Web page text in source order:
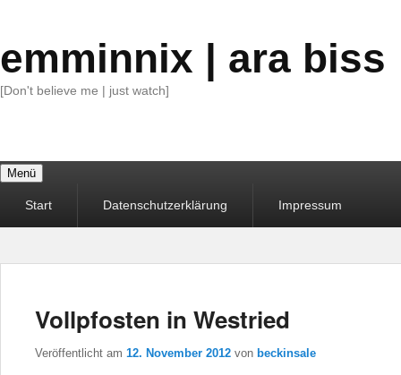
emminnix | ara biss
[Don't believe me | just watch]
Menü
MenüStart Datenschutzerklärung Impressum
Vollpfosten in Westried
Veröffentlicht am 12. November 2012 von beckinsale